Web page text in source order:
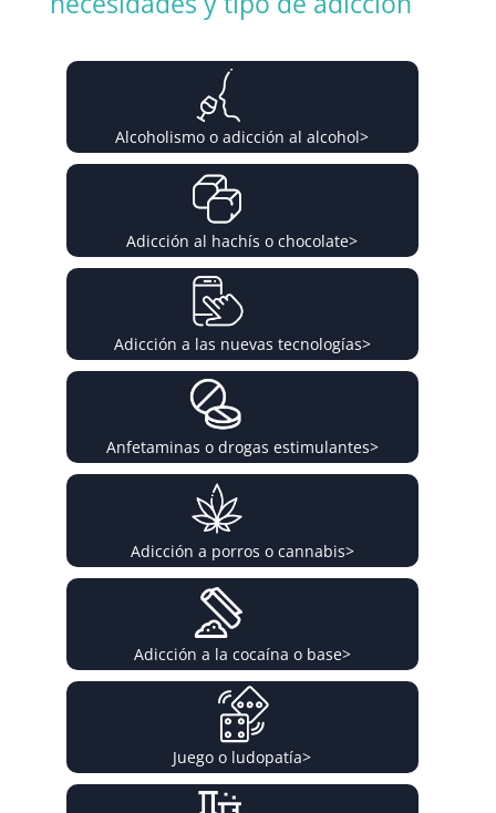
Alcoholismo o adicción al alcohol>
Adicción al hachís o chocolate>
Adicción a las nuevas tecnologías>
Anfetaminas o drogas estimulantes>
Adicción a porros o cannabis>
Adicción a la cocaína o base>
Juego o ludopatía>